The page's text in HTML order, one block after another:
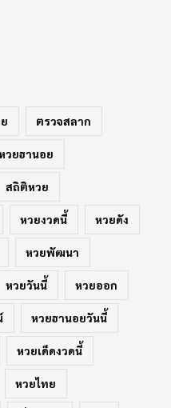
ตรวจสลาก
วยฮานอย
สถิติหวย
หวยงวดนี้ หวยดัง
หวยพัฒนา
หวยวันนี้ หวยออก
หวยฮานอยวันนี้
หวยเด็ดงวดนี้
หวยไทย